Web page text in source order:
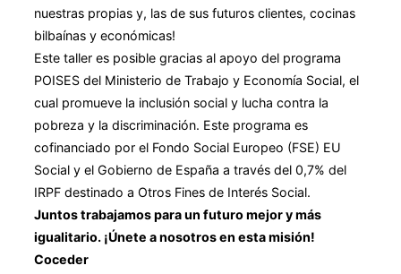
nuestras propias y, las de sus futuros clientes, cocinas
bilbaínas y económicas!
Este taller es posible gracias al apoyo del programa
POISES del Ministerio de Trabajo y Economía Social, el
cual promueve la inclusión social y lucha contra la
pobreza y la discriminación. Este programa es
cofinanciado por el Fondo Social Europeo (FSE) EU
Social y el Gobierno de España a través del 0,7% del
IRPF destinado a Otros Fines de Interés Social.
Juntos trabajamos para un futuro mejor y más
igualitario. ¡Únete a nosotros en esta misión!
Coceder